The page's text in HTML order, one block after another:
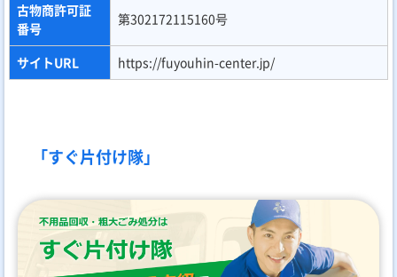
古物商許可証
番号
第302172115160号
サイトURL https://fuyouhin-center.jp/
「すぐ片付け隊」